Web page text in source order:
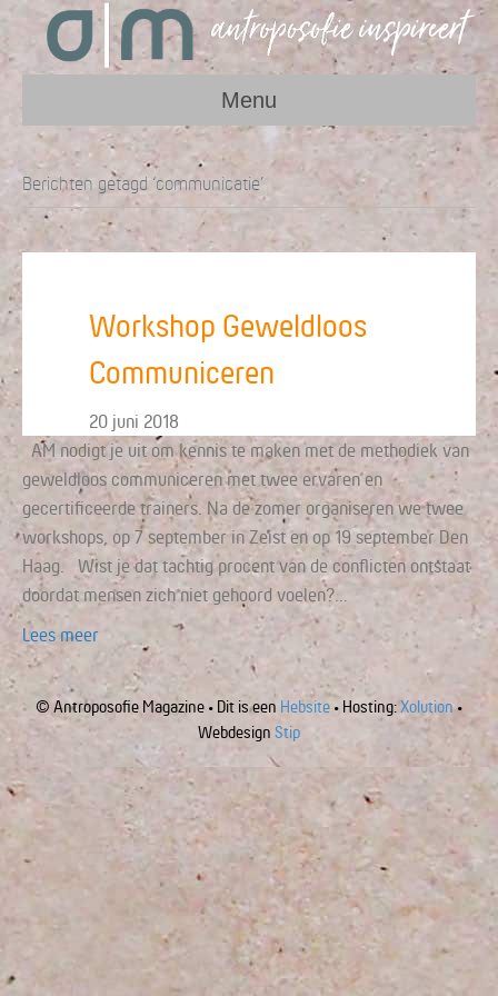
Menu
Berichten getagd ‘communicatie’
Workshop Geweldloos
Communiceren
20 juni 2018
AM nodigt je uit om kennis te maken met de methodiek van
geweldloos communiceren met twee ervaren en
gecertificeerde trainers. Na de zomer organiseren we twee
workshops, op 7 september in Zeist en op 19 september Den
Haag. Wist je dat tachtig procent van de conflicten ontstaat
doordat mensen zich niet gehoord voelen?…
Lees meer
© Antroposofie Magazine • Dit is een Hebsite • Hosting:Xolution•
Webdesign Stip